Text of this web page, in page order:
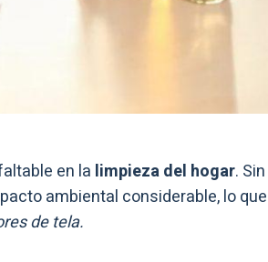
en la limpieza del hogar. Sin
ambiental considerable, lo que
de tela.